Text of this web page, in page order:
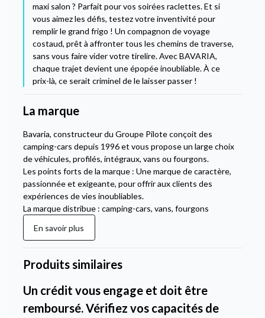
maxi salon ? Parfait pour vos soirées raclettes. Et si
vous aimez les défis, testez votre inventivité pour
remplir le grand frigo ! Un compagnon de voyage
costaud, prêt à affronter tous les chemins de traverse,
sans vous faire vider votre tirelire. Avec BAVARIA,
chaque trajet devient une épopée inoubliable. À ce
prix-là, ce serait criminel de le laisser passer !
La marque
Bavaria, constructeur du Groupe Pilote conçoit des
camping-cars depuis 1996 et vous propose un large choix
de véhicules, profilés, intégraux, vans ou fourgons.
Les points forts de la marque : Une marque de caractère,
passionnée et exigeante, pour offrir aux clients des
expériences de vies inoubliables.
La marque distribue : camping-cars, vans, fourgons
En savoir plus
Produits similaires
Un crédit vous engage et doit être
remboursé. Vérifiez vos capacités de